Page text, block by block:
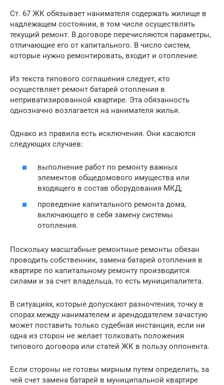
Ст. 67 ЖК обязывает нанимателя содержать жилище в
надлежащем состоянии, в том числе осуществлять
текущий ремонт. В договоре перечисляются параметры,
отличающие его от капитального. В число систем,
которые нужно ремонтировать, входит и отопление.
Из текста типового соглашения следует, кто
осуществляет ремонт батарей отопления в
неприватизированной квартире. Эта обязанность
однозначно возлагается на нанимателя жилья.
Однако из правила есть исключения. Они касаются
следующих случаев:
выполнение работ по ремонту важных
элементов общедомового имущества или
входящего в состав оборудования МКД;
проведение капитального ремонта дома,
включающего в себя замену системы
отопления.
Поскольку масштабные ремонтные ремонты обязан
проводить собственник, замена батарей отопления в
квартире по капитальному ремонту производится
силами и за счет владельца, то есть муниципалитета.
В ситуациях, которые допускают разночтения, точку в
спорах между нанимателем и арендодателем зачастую
может поставить только судебная инстанция, если ни
одна из сторон не желает толковать положения
типового договора или статей ЖК в пользу оппонента.
Если стороны не готовы мирным путем определить, за
чей счет замена батарей в муниципальной квартире